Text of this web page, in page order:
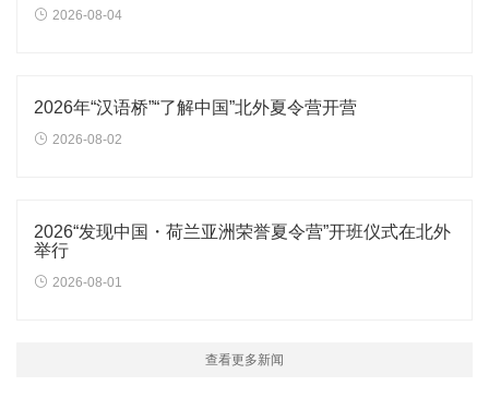
2026-08-04
2026年“汉语桥”“了解中国”北外夏令营开营
2026-08-02
2026“发现中国・荷兰亚洲荣誉夏令营”开班仪式在北外
举行
2026-08-01
查看更多新闻